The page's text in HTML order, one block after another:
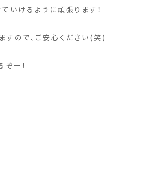
いけるように頑張ります！
すので、ご安心ください(笑)
ぞー！